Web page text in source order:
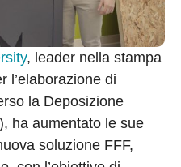
, leader nella stampa
l’elaborazione di
la Deposizione
ha aumentato le sue
soluzione FFF,